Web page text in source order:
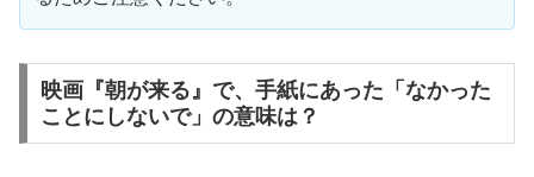
映画『朝が来る』で、手紙にあった「なかった
ことにしないで」の意味は？